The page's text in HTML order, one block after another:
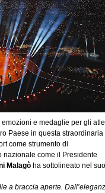
e medaglie per gli
Paese in questa straordinaria
come strumento di
come il Presidente
Malagò ha sottolineato nel suo
a braccia aperte.